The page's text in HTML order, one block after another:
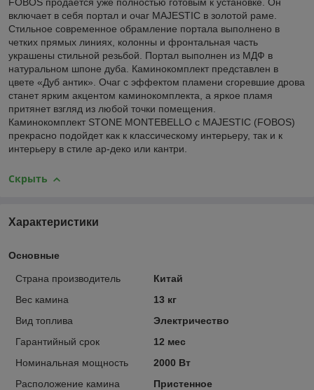
FOBOS продается уже полностью готовым к установке. Он
включает в себя портал и очаг MAJESTIC в золотой раме.
Стильное современное обрамление портала выполнено в
четких прямых линиях, колонны и фронтальная часть
украшены стильной резьбой. Портал выполнен из МДФ в
натуральном шпоне дуба. Каминокомплект представлен в
цвете «Дуб антик». Очаг с эффектом пламени сгоревшие дрова
станет ярким акцентом каминокомплекта, а яркое пламя
притянет взгляд из любой точки помещения.
Каминокомплект STONE MONTEBELLO с MAJESTIC (FOBOS)
прекрасно подойдет как к классическому интерьеру, так и к
интерьеру в стиле ар-деко или кантри.
Скрыть
Характеристики
Основные
Страна производитель
Китай
Вес камина
13 кг
Вид топлива
Электричество
Гарантийный срок
12 мес
Номинальная мощность
2000 Вт
Расположение камина
Пристенное